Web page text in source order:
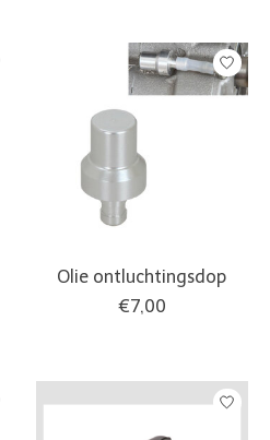
Olie ontluchtingsdop
€7,00